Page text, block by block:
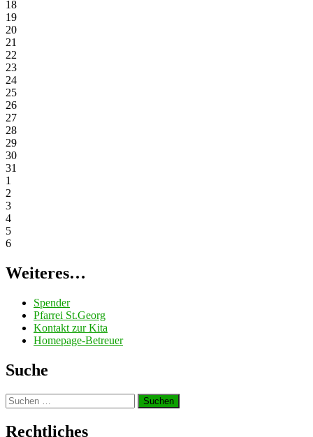
18
19
20
21
22
23
24
25
26
27
28
29
30
31
1
2
3
4
5
6
Weiteres…
Spender
Pfarrei St.Georg
Kontakt zur Kita
Homepage-Betreuer
Suche
Suchen
nach:
Rechtliches